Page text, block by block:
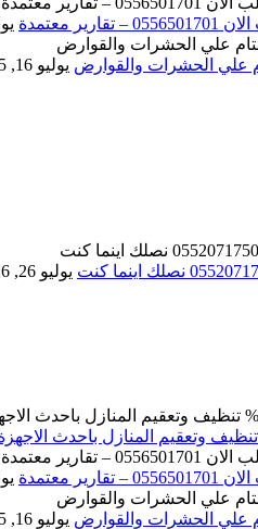
يوليو 16, 2025
يوليو 26, 2026
يوليو 16, 2025